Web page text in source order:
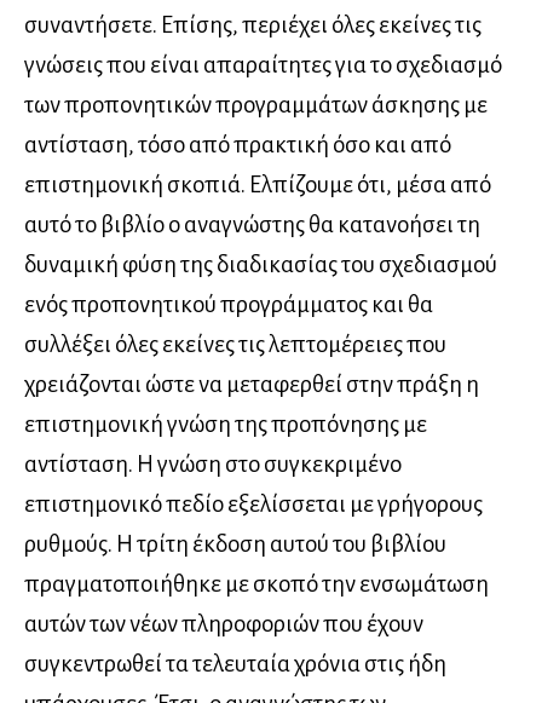
συναντήσετε. Επίσης, περιέχει όλες εκείνες τις
γνώσεις που είναι απαραίτητες για το σχεδιασμό
των προπονητικών προγραμμάτων άσκησης με
αντίσταση, τόσο από πρακτική όσο και από
επιστημονική σκοπιά. Ελπίζουμε ότι, μέσα από
αυτό το βιβλίο ο αναγνώστης θα κατανοήσει τη
δυναμική φύση της διαδικασίας του σχεδιασμού
ενός προπονητικού προγράμματος και θα
συλλέξει όλες εκείνες τις λεπτομέρειες που
χρειάζονται ώστε να μεταφερθεί στην πράξη η
επιστημονική γνώση της προπόνησης με
αντίσταση. Η γνώση στο συγκεκριμένο
επιστημονικό πεδίο εξελίσσεται με γρήγορους
ρυθμούς. Η τρίτη έκδοση αυτού του βιβλίου
πραγματοποιήθηκε με σκοπό την ενσωμάτωση
αυτών των νέων πληροφοριών που έχουν
συγκεντρωθεί τα τελευταία χρόνια στις ήδη